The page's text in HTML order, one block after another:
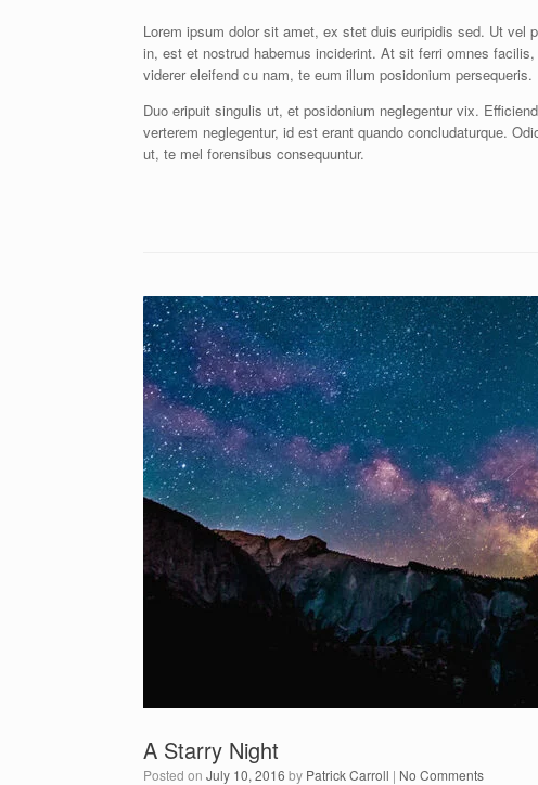
Lorem ipsum dolor sit amet, ex stet duis euripidis sed. Ut vel
in, est et nostrud habemus inciderint. At sit ferri omnes
viderer eleifend cu nam, te eum illum posidonium
Duo eripuit singulis ut, et posidonium neglegentur vix.
verterem neglegentur, id est erant quando concludaturque.
ut, te mel forensibus consequuntur.
A Starry Night
Posted on July 10, 2016 by Patrick Carroll | No Comments